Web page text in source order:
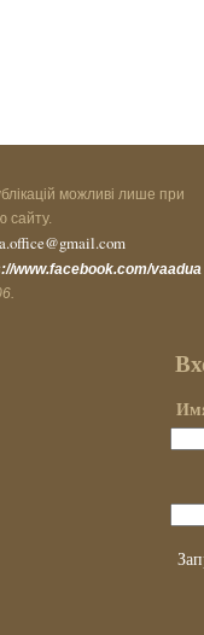
можливі лише при
сайту.
www.facebook.com/vaadua